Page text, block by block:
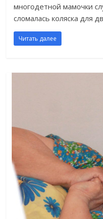
многодетной мамочки
сломалась коляска для
Читать далее